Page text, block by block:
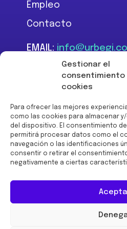
Gestionar el
consentimiento
cookies
Para ofrecer las mejores
como las cookies para almacenar
del dispositivo. El consentimiento
permitirá procesar datos como el
navegación o las identificaciones
consentir o retirar el
negativamente a ciertas
Empleo
Contacto
EMAIL:
+34 946 801 934
Financiado por la
Europea -
NextGenerationEU: